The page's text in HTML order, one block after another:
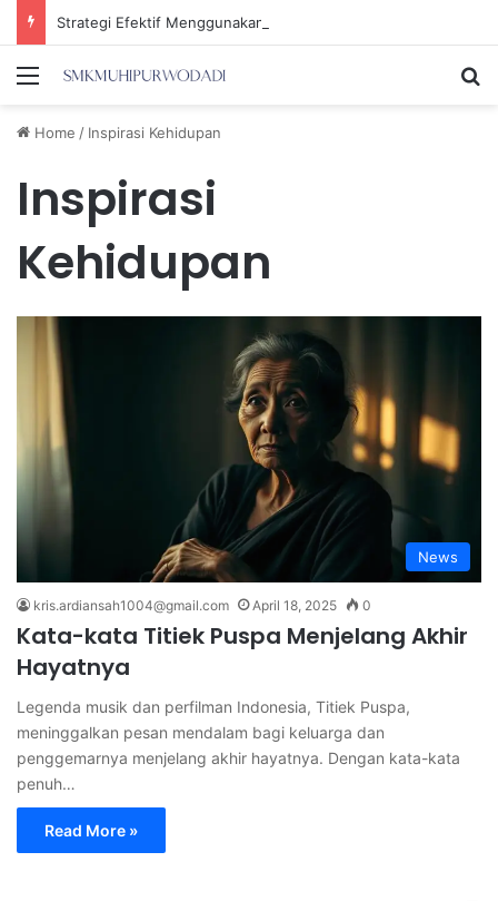
Menu
Home / Inspirasi Kehidupan
Inspirasi
Kehidupan
News
kris.ardiansah1004@gmail.com April 18, 2025 0
Kata-kata Titiek Puspa Menjelang Akhir
Hayatnya
Legenda musik dan perfilman Indonesia, Titiek Puspa,
meninggalkan pesan mendalam bagi keluarga dan
penggemarnya menjelang akhir hayatnya. Dengan kata-kata
penuh…
Read More »